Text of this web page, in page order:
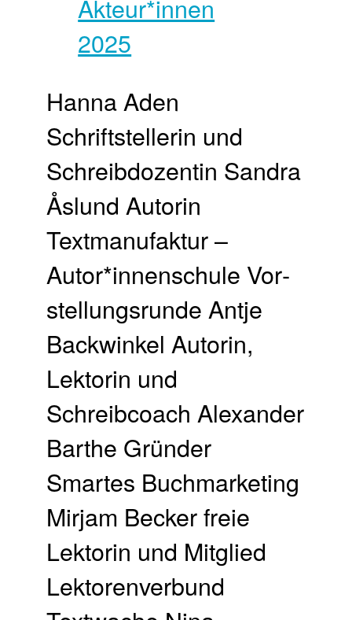
Hanna Aden
Schriftstellerin und
Schreibdozentin Sandra
Åslund Autorin
Textmanufaktur –
Autor*innenschule Vor­
stellungs­runde Antje
Backwinkel Autorin,
Lektorin und
Schreibcoach Alexander
Barthe Gründer
Smartes Buchmarketing
Mirjam Becker freie
Lektorin und Mitglied
Lektorenverbund